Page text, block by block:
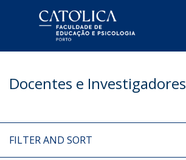
Docentes e Investigadores
FILTER AND SORT